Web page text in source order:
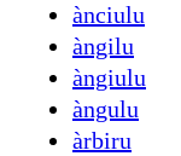
ànciulu
àngilu
àngiulu
àngulu
àrbiru